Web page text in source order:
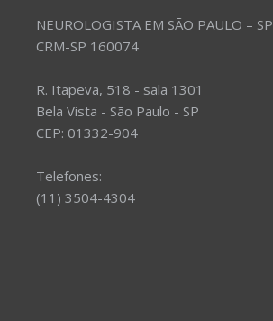
NEUROLOGISTA EM SÃO PAULO – SP
CRM-SP 160074
R. Itapeva, 518 - sala 1301
Bela Vista - São Paulo - SP
CEP: 01332-904
Telefones:
(11) 3504-4304